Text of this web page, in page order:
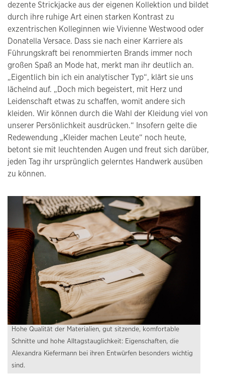
dezente Strickjacke aus der eigenen Kollektion und bildet
durch ihre ruhige Art einen starken Kontrast zu
exzentrischen Kolleginnen wie Vivienne Westwood oder
Donatella Versace. Dass sie nach einer Karriere als
Führungskraft bei renommierten Brands immer noch
großen Spaß an Mode hat, merkt man ihr deutlich an.
„Eigentlich bin ich ein analytischer Typ“, klärt sie uns
lächelnd auf. „Doch mich begeistert, mit Herz und
Leidenschaft etwas zu schaffen, womit andere sich
kleiden. Wir können durch die Wahl der Kleidung viel von
unserer Persönlichkeit ausdrücken.“ Insofern gelte die
Redewendung „Kleider machen Leute“ noch heute,
betont sie mit leuchtenden Augen und freut sich darüber,
jeden Tag ihr ursprünglich gelerntes Handwerk ausüben
zu können.
Hohe Qualität der Materialien, gut sitzende, komfortable
Schnitte und hohe Alltagstauglichkeit: Eigenschaften, die
Alexandra Kiefermann bei ihren Entwürfen besonders wichtig
sind.